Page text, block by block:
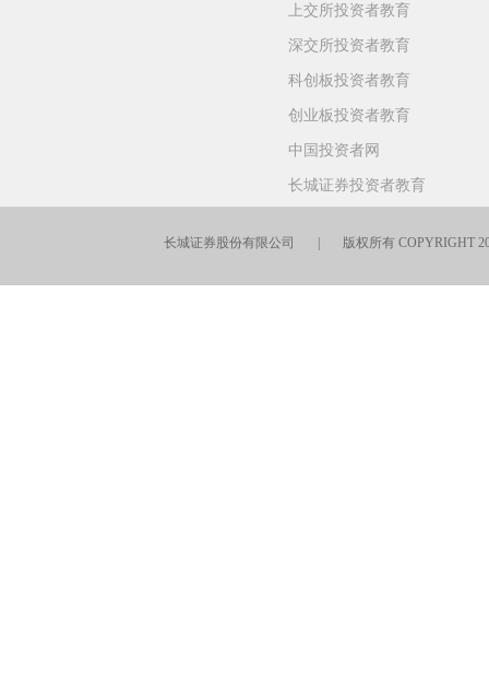
上交所投资者教育
深交所投资者教育
科创板投资者教育
创业板投资者教育
中国投资者网
长城证券投资者教育
长城证券股份有限公司 | 版权所有 COPYRIGHT